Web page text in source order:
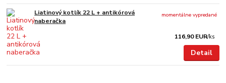
Liatinový kotlík 22 L + antikórová
naberačka
116,90 EUR/ks
momentálne vypredané
Detail